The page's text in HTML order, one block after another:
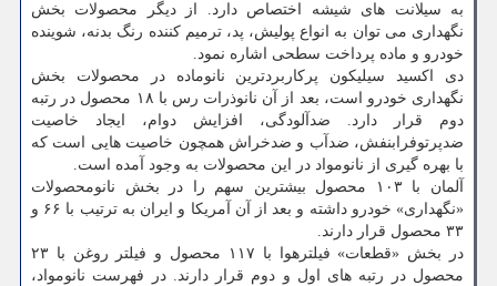
به سیلانت های شیشه اختصاص دارد. از دیگر محصولات بخش
نگهداری می توان به انواع پولیش، پد، ترمیم کننده رنگ بدنه، شوینده
خودرو و ماده پرداخت سطحی اشاره نمود.
دی اکسید سیلیکون پرکاربردترین نانوماده در محصولات بخش
نگهداری خودرو است، بعد از آن نانوذرات رس با ۱۸ محصول در رتبه
دوم قرار دارد. ضدآلودگی، افزایش دوام، ایجاد خاصیت
ضدپرتوفرابنفش، ضدآب و ضدخراش همچون خاصیت هایی است که
با بهره گیری از نانومواد در این محصولات به وجود آمده است.
آلمان با ۱۰۳ محصول بیشترین سهم را در بخش نانومحصولات
«نگهداری» خودرو داشته و بعد از آن آمریکا و ایران به ترتیب با ۶۶ و
۳۳ محصول قرار دارند.
در بخش «قطعات» فیلترهوا با ۱۱۷ محصول و فیلتر روغن با ۲۳
محصول در رتبه های اول و دوم قرار دارند. در فهرست نانومواد،